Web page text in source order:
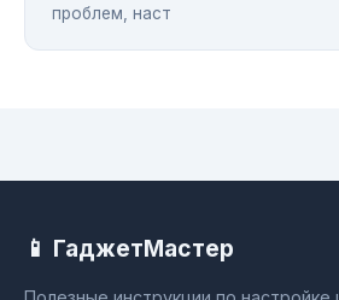
проблем, наст
📱 ГаджетМастер